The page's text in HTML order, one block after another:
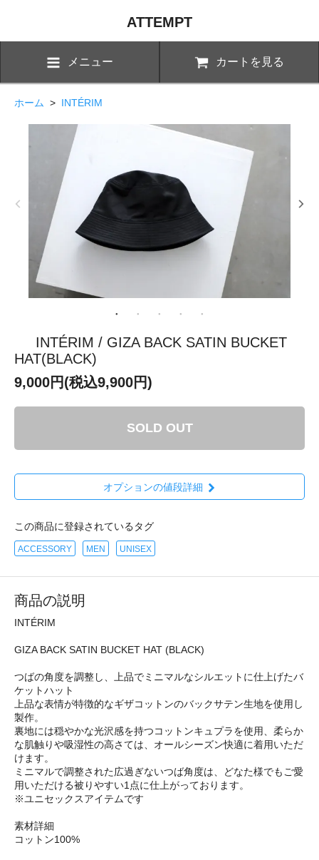
ATTEMPT
メニュー カートを見る
ホーム > INTÉRIM
INTÉRIM / GIZA BACK SATIN BUCKET
HAT(BLACK)
9,000円(税込9,900円)
SOLD OUT
オプションの値段詳細
この商品に登録されているタグ
ACCESSORY MEN UNISEX
商品の説明
INTÉRIM
GIZA BACK SATIN BUCKET HAT (BLACK)
つばの角度を調整し、上品でミニマルなシルエットに仕上げたバ
ケットハット
上品な表情が特徴的なギザコットンのバックサテン生地を使用し
製作。
裏地には穏やかな光沢感を持つコットンキュプラを使用、柔らか
な肌触りや吸湿性の高さては、オールシーズン快適に着用いただ
けます。
ミニマルで調整された広過ぎないつば角度は、どなた様でもご愛
用いただける被りやすい1点に仕上がっております。
※ユニセックスアイテムです
素材詳細
コットン100%